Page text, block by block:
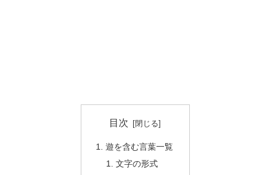
目次
遊を含む言葉一覧
文字の形式